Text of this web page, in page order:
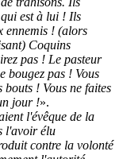
est à lui ! Ils
ennemis ! (alors
Coquins
pas ! Le pasteur
bougez pas ! Vous
! Vous ne faites
jour !».
l'évêque de la
l'avoir élu
contre la volonté